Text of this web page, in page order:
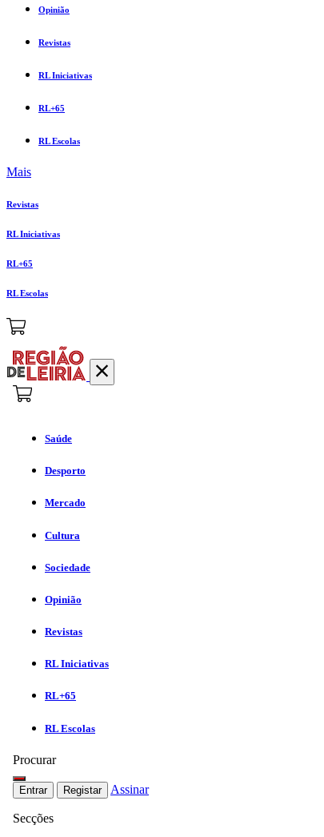
Opinião
Revistas
RL Iniciativas
RL+65
RL Escolas
Mais
Revistas
RL Iniciativas
RL+65
RL Escolas
Saúde
Desporto
Mercado
Cultura
Sociedade
Opinião
Revistas
RL Iniciativas
RL+65
RL Escolas
Procurar
Entrar Registar Assinar
Secções